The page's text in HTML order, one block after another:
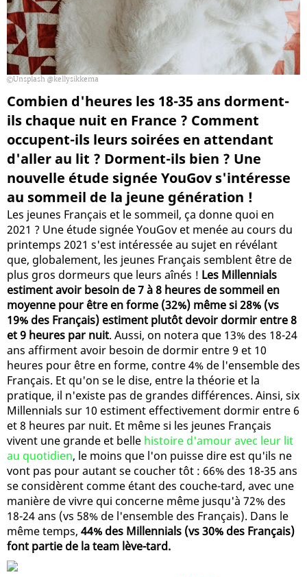
Unsplash @kellysikkema
Combien d'heures les 18-35 ans dorment-
ils chaque nuit en France ? Comment
occupent-ils leurs soirées en attendant
d'aller au lit ? Dorment-ils bien ? Une
nouvelle étude signée YouGov s'intéresse
au sommeil de la jeune génération !
Les jeunes Français et le sommeil, ça donne quoi en
2021 ? Une étude signée YouGov et menée au cours du
printemps 2021 s'est intéressée au sujet en révélant
que, globalement, les jeunes Français semblent être de
plus gros dormeurs que leurs aînés ! Les Millennials
estiment avoir besoin de 7 à 8 heures de sommeil en
moyenne pour être en forme (32%) même si 28% (vs
19% des Français) estiment plutôt devoir dormir entre 8
et 9 heures par nuit. Aussi, on notera que 13% des 18-24
ans affirment avoir besoin de dormir entre 9 et 10
heures pour être en forme, contre 4% de l'ensemble des
Français. Et qu'on se le dise, entre la théorie et la
pratique, il n'existe pas de grandes différences. Ainsi, six
Millennials sur 10 estiment effectivement dormir entre 6
et 8 heures par nuit. Et même si les jeunes Français
vivent une grande et belle histoire d'amour avec leur lit
au quotidien, le moins que l'on puisse dire est qu'ils ne
vont pas pour autant se coucher tôt : 66% des 18-35 ans
se considèrent comme étant des couche-tard, avec une
manière de vivre qui concerne même jusqu'à 72% des
18-24 ans (vs 58% de l'ensemble des Français). Dans le
même temps, 44% des Millennials (vs 30% des Français)
font partie de la team lève-tard.